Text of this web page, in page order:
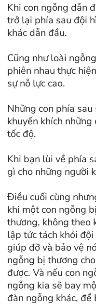
Khi con ngỗng dẫn
trở lại phía sau đội
khác dẫn đầu.
Cũng như loài
phiên nhau thực
sự nỗ lực cao.
Những con phía
khuyến khích
tốc độ.
Khi bạn lùi về phía
gì cho những người
Điều cuối cùng
khi một con ngỗng
thương, không theo
lập tức tách khỏi
giúp đỡ và bảo vệ
ngỗng bị thương
được. Và nếu con
ngỗng kia sẽ bay
đàn ngỗng khác,